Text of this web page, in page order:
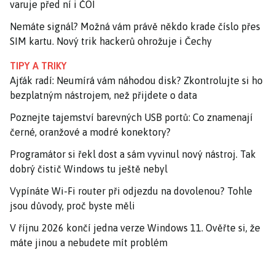
varuje před ní i ČOI
Nemáte signál? Možná vám právě někdo krade číslo přes
SIM kartu. Nový trik hackerů ohrožuje i Čechy
TIPY A TRIKY
Ajťák radí: Neumírá vám náhodou disk? Zkontrolujte si ho
bezplatným nástrojem, než přijdete o data
Poznejte tajemství barevných USB portů: Co znamenají
černé, oranžové a modré konektory?
Programátor si řekl dost a sám vyvinul nový nástroj. Tak
dobrý čistič Windows tu ještě nebyl
Vypínáte Wi-Fi router při odjezdu na dovolenou? Tohle
jsou důvody, proč byste měli
V říjnu 2026 končí jedna verze Windows 11. Ověřte si, že
máte jinou a nebudete mít problém